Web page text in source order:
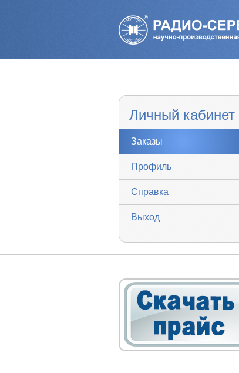
Личный кабинет
Заказы
Профиль
Справка
Выход